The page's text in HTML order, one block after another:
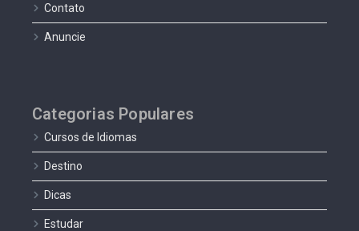
Contato
Anuncie
Categorias Populares
Cursos de Idiomas
Destino
Dicas
Estudar